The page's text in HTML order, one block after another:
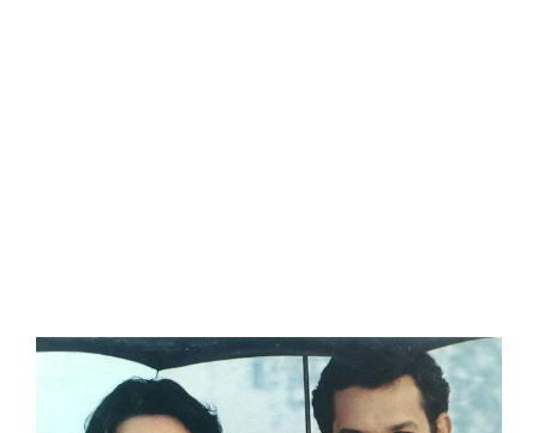
View
Image